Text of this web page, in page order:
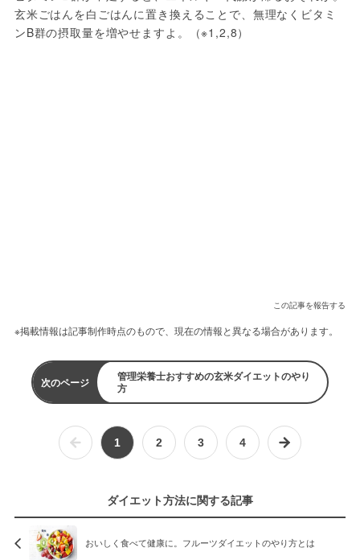
玄米ごはんを白ごはんに置き換えることで、無理なくビタミ
ンB群の摂取量を増やせますよ。（※1,2,8）
この記事を報告する
※掲載情報は記事制作時点のもので、現在の情報と異なる場合があります。
次のページ
管理栄養士おすすめの玄米ダイエットのやり
方
1 2 3 4
ダイエット方法に関する記事
おいしく食べて健康に。フルーツダイエットのやり方とは